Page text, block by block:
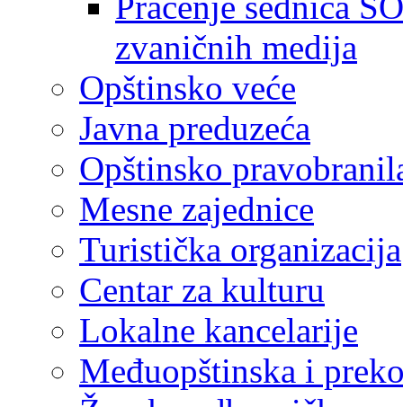
zvaničnih medija
Opštinsko veće
Javna preduzeća
Opštinsko
Mesne zajednice
Turistička organizacija
Centar za kulturu
Lokalne kancelarije
Međuopštinska i